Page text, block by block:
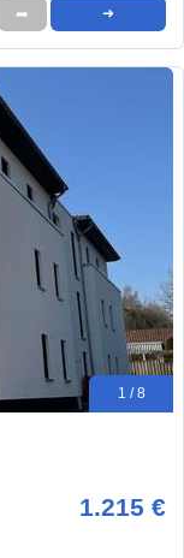
➦ ➜
1 / 8
1.215 €